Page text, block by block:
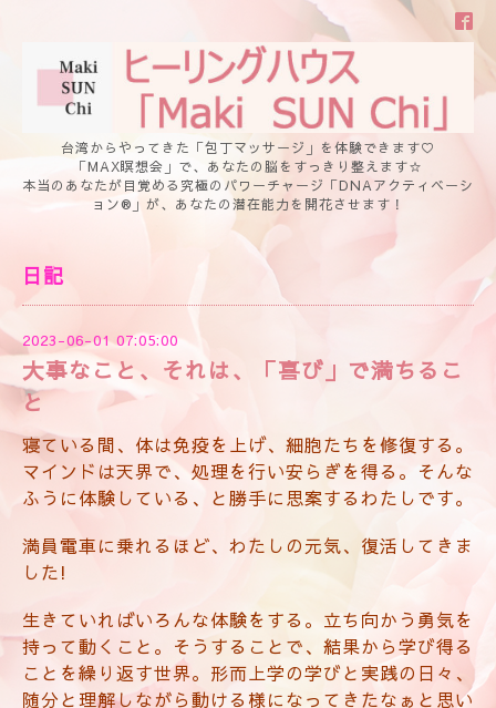
台湾からやってきた「包丁マッサージ」を体験できます♡
「MAX瞑想会」で、あなたの脳をすっきり整えます☆
本当のあなたが目覚める究極のパワーチャージ「DNAアクティベーシ
ョン®」が、あなたの潜在能力を開花させます！
日記
2023-06-01 07:05:00
大事なこと、それは、「喜び」で満ちるこ
と
寝ている間、体は免疫を上げ、細胞たちを修復する。
マインドは天界で、処理を行い安らぎを得る。そんな
ふうに体験している、と勝手に思案するわたしです。
満員電車に乗れるほど、わたしの元気、復活してきま
した!
生きていればいろんな体験をする。立ち向かう勇気を
持って動くこと。そうすることで、結果から学び得る
ことを繰り返す世界。形而上学の学びと実践の日々、
随分と理解しながら動ける様になってきたなぁと思い